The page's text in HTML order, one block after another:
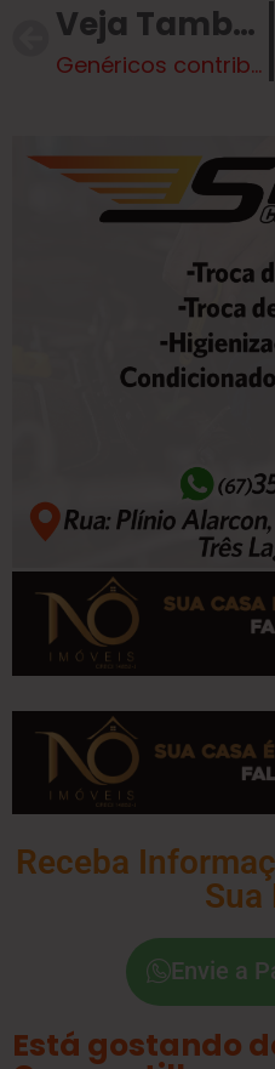
Veja Também
Genéricos contribuem para queda de mais de 50% no preço de remédios
Receba
Sua
Envie a
Está gostando